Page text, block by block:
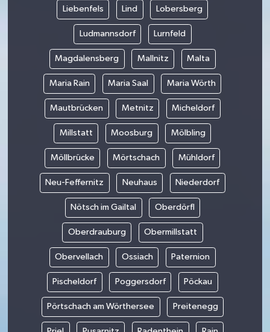
Liebenfels Lind Lobersberg
Ludmannsdorf Lurnfeld
Magdalensberg Mallnitz Malta
Maria Rain Maria Saal Maria Wörth
Mautbrücken Metnitz Micheldorf
Millstatt Moosburg Mölbling
Möllbrücke Mörtschach Mühldorf
Neu-Feffernitz Neuhaus Niederdorf
Nötsch im Gailtal Oberdörfl
Oberdrauburg Obermillstatt
Obervellach Ossiach Paternion
Pischeldorf Poggersdorf Pöckau
Pörtschach am Wörthersee Preitenegg